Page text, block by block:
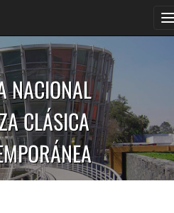
NACIONAL
CLÁSICA